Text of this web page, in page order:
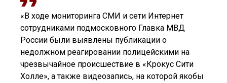
«В ходе мониторинга СМИ и сети Интернет
сотрудниками подмосковного Главка МВД
России были выявлены публикации о
недолжном реагировании полицейскими на
чрезвычайное происшествие в «Крокус Сити
Холле», а также видеозапись, на которой якобы